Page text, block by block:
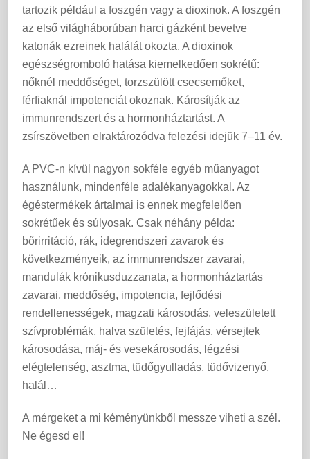
tartozik például a foszgén vagy a dioxinok. A foszgén
az első világháborúban harci gázként bevetve
katonák ezreinek halálát okozta. A dioxinok
egészségromboló hatása kiemelkedően sokrétű:
nőknél meddőséget, torzszülött csecsemőket,
férfiaknál impotenciát okoznak. Károsítják az
immunrendszert és a hormonháztartást. A
zsírszövetben elraktározódva felezési idejük 7–11 év.
A PVC-n kívül nagyon sokféle egyéb műanyagot
használunk, mindenféle adalékanyagokkal. Az
égéstermékek ártalmai is ennek megfelelően
sokrétűek és súlyosak. Csak néhány példa:
bőrirritáció, rák, idegrendszeri zavarok és
következményeik, az immunrendszer zavarai,
mandulák krónikusduzzanata, a hormonháztartás
zavarai, meddőség, impotencia, fejlődési
rendellenességek, magzati károsodás, veleszületett
szívproblémák, halva születés, fejfájás, vérsejtek
károsodása, máj- és vesekárosodás, légzési
elégtelenség, asztma, tüdőgyulladás, tüdővizenyő,
halál…
A mérgeket a mi kéményünkből messze viheti a szél.
Ne égesd el!